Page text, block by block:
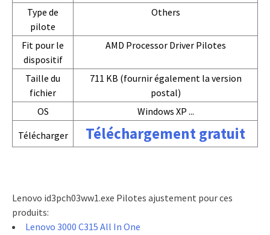
Type de
pilote
Others
Fit pour le
dispositif
AMD Processor Driver Pilotes
Taille du
fichier
711 KB (fournir également la version
postal)
OS
Windows XP ...
Télécharger
Téléchargement gratuit
Lenovo id3pch03ww1.exe Pilotes ajustement pour ces
produits:
Lenovo 3000 C315 All In One